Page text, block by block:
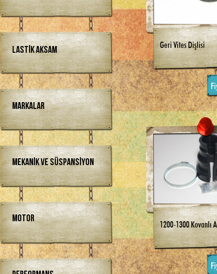
Lastik Aksam
Markalar
Mekanik ve Süspansiyon
Motor
Geri Vites Dişlisi
1200-1300 Kovanlı